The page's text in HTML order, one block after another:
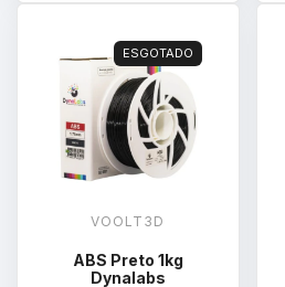
ESGOTADO
VOOLT3D
ABS Preto 1kg
Dynalabs